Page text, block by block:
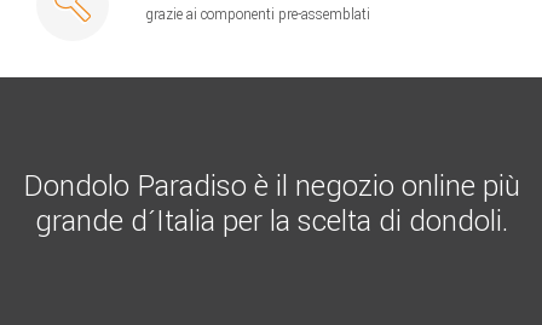
grazie ai componenti pre-assemblati
Dondolo Paradiso è il negozio online più
grande d´Italia per la scelta di dondoli.